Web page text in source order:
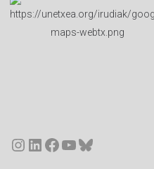
Instagram
LinkedIn
Facebook
YouTube
Bluesky